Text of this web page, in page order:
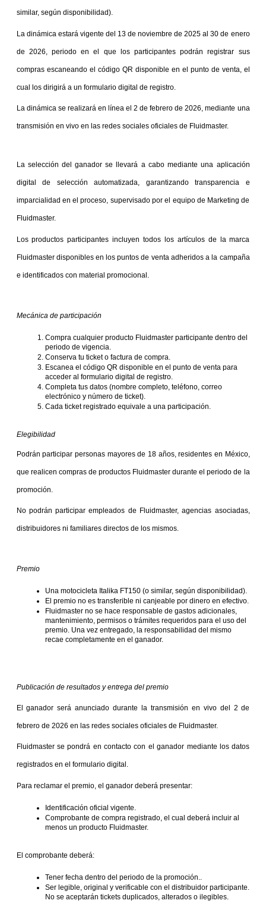
similar, según disponibilidad).
La dinámica estará vigente del 13 de noviembre de 2025 al 30 de enero
de 2026, periodo en el que los participantes podrán registrar sus
compras escaneando el código QR disponible en el punto de venta, el
cual los dirigirá a un formulario digital de registro.
La dinámica se realizará en línea el 2 de febrero de 2026, mediante una
transmisión en vivo en las redes sociales oficiales de Fluidmaster.
La selección del ganador se llevará a cabo mediante una aplicación
digital de selección automatizada, garantizando transparencia e
imparcialidad en el proceso, supervisado por el equipo de Marketing de
Fluidmaster.
Los productos participantes incluyen todos los artículos de la marca
Fluidmaster disponibles en los puntos de venta adheridos a la campaña
e identificados con material promocional.
Mecánica de participación
Compra cualquier producto Fluidmaster participante dentro del
periodo de vigencia.
Conserva tu ticket o factura de compra.
Escanea el código QR disponible en el punto de venta para
acceder al formulario digital de registro.
Completa tus datos (nombre completo, teléfono, correo
electrónico y número de ticket).
Cada ticket registrado equivale a una participación.
Elegibilidad
Podrán participar personas mayores de 18 años, residentes en México,
que realicen compras de productos Fluidmaster durante el periodo de la
promoción.
No podrán participar empleados de Fluidmaster, agencias asociadas,
distribuidores ni familiares directos de los mismos.
Premio
Una motocicleta Italika FT150 (o similar, según disponibilidad).
El premio no es transferible ni canjeable por dinero en efectivo.
Fluidmaster no se hace responsable de gastos adicionales,
mantenimiento, permisos o trámites requeridos para el uso del
premio. Una vez entregado, la responsabilidad del mismo
recae completamente en el ganador.
Publicación de resultados y entrega del premio
El ganador será anunciado durante la transmisión en vivo del 2 de
febrero de 2026 en las redes sociales oficiales de Fluidmaster.
Fluidmaster se pondrá en contacto con el ganador mediante los datos
registrados en el formulario digital.
Para reclamar el premio, el ganador deberá presentar:
Identificación oficial vigente.
Comprobante de compra registrado, el cual deberá incluir al
menos un producto Fluidmaster.
El comprobante deberá:
Tener fecha dentro del periodo de la promoción..
Ser legible, original y verificable con el distribuidor participante.
No se aceptarán tickets duplicados, alterados o ilegibles.